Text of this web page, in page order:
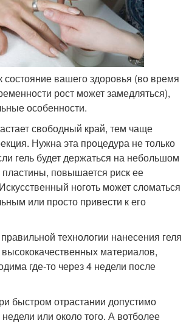
состояние вашего здоровья (во время
рост может замедляться),
особенности.
свободный край, тем чаще
Нужна эта процедура не только
гель будет держаться на небольшом
пластины, повышается риск ее
ноготь может сломаться
или просто привести к его
технологии нанесения геля
материалов,
где-то через 4 недели после
быстром отрастании допустимо
или около того. А вотболее